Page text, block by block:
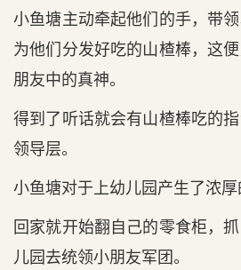
小鱼塘主动牵起他们的手，带
为他们分发好吃的山楂棒，这
朋友中的真神。
得到了听话就会有山楂棒吃的
领导层。
小鱼塘对于上幼儿园产生了浓厚
回家就开始翻自己的零食柜，
儿园去统领小朋友军团。